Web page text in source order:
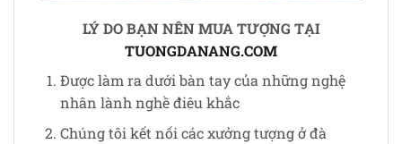
LÝ DO BẠN NÊN MUA TƯỢNG TẠI
TUONGDANANG.COM
Được làm ra dưới bàn tay của những nghệ
nhân lành nghề điêu khắc
Chúng tôi kết nối các xưởng tượng ở đà